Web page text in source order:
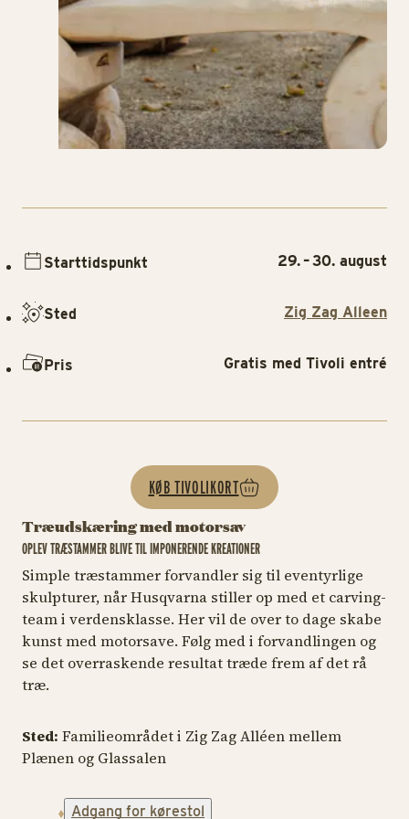
Træudskæring med motorsav
OPLEV TRÆSTAMMER BLIVE TIL IMPONERENDE KREATIONER
Simple træstammer forvandler sig til eventyrlige
skulpturer, når Husqvarna stiller op med et carving-
team i verdensklasse. Her vil de over to dage skabe
kunst med motorsave. Følg med i forvandlingen og
se det overraskende resultat træde frem af det rå
træ.
Sted: Familieområdet i Zig Zag Alléen mellem
Plænen og Glassalen
Adgang for kørestol
Starttidspunkt 29. – 30. august
Sted Zig Zag Alleen
Pris Gratis med Tivoli entré
KØB TIVOLIKORT